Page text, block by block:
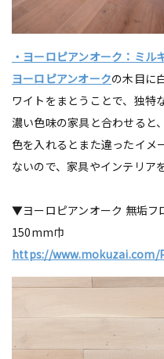
・ヨーロピアンオーク：ミル
ヨーロピアンオークの木目に
ワイトをまとうことで、独特
濃い色味の家具と合わせると
色を入れるとまた違ったイメ
ないので、家具やインテリア
▼ヨーロピアンオーク 無垢フ
150mm巾
https://www.mokuzai.com/